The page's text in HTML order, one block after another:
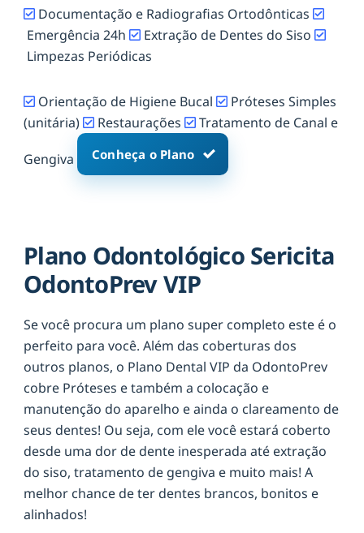
Documentação e Radiografias Ortodônticas
Emergência 24h
Extração de Dentes do Siso
Limpezas Periódicas
Orientação de Higiene Bucal
Próteses Simples
(unitária)
Restaurações Tratamento de Canal e
Gengiva Conheça o Plano
Plano Odontológico Sericita
OdontoPrev VIP
Se você procura um plano super completo este é o
perfeito para você. Além das coberturas dos
outros planos, o Plano Dental VIP da OdontoPrev
cobre Próteses e também a colocação e
manutenção do aparelho e ainda o clareamento de
seus dentes! Ou seja, com ele você estará coberto
desde uma dor de dente inesperada até extração
do siso, tratamento de gengiva e muito mais! A
melhor chance de ter dentes brancos, bonitos e
alinhados!